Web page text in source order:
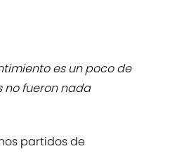
es un poco de
no fueron nada
partidos de